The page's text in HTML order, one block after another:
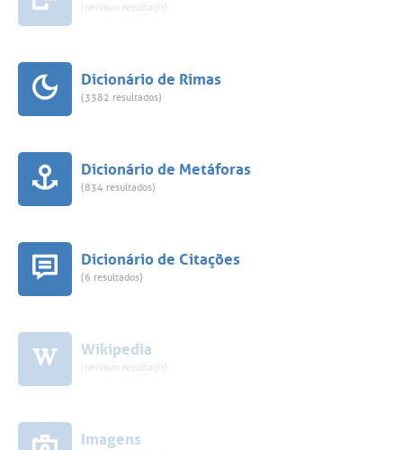
(nenhum resultado)
Dicionário de Rimas
(3382 resultados)
Dicionário de Metáforas
(834 resultados)
Dicionário de Citações
(6 resultados)
Wikipedia
(nenhum resultado)
Imagens